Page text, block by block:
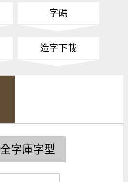
字碼
造字下載
全字庫字型